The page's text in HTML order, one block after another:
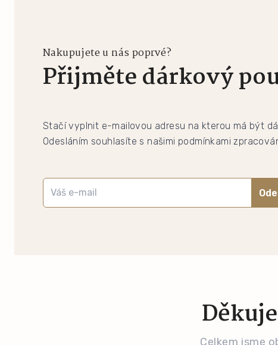
Nakupujete u nás poprvé?
Přijměte dárkový
Stačí vyplnit e-mailovou adresu na kterou má být
Odesláním souhlasíte s našimi podmínkami
Celkem jsme